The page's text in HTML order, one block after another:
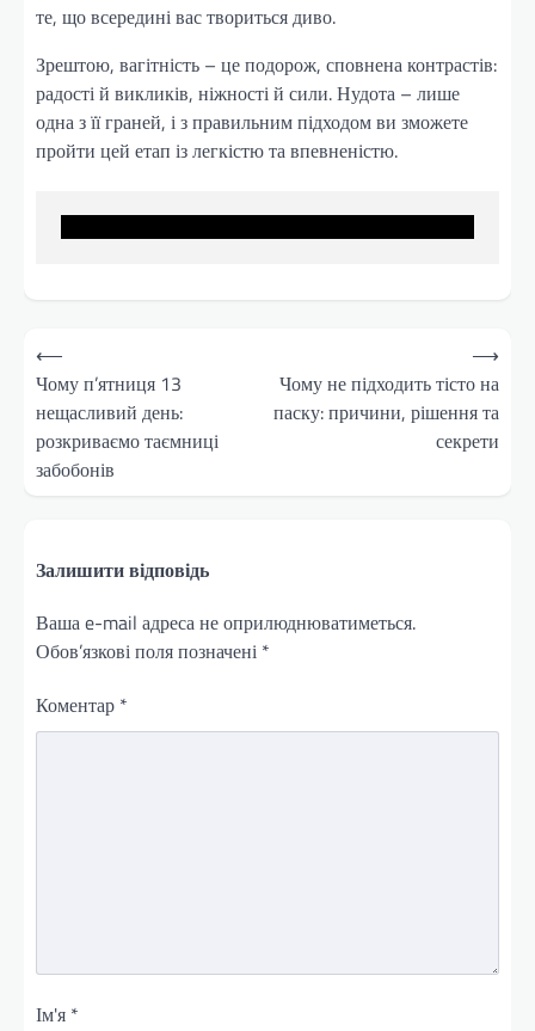
те, що всередині вас твориться диво.
Зрештою, вагітність – це подорож, сповнена контрастів:
радості й викликів, ніжності й сили. Нудота – лише
одна з її граней, і з правильним підходом ви зможете
пройти цей етап із легкістю та впевненістю.
Навігація
записів
⟵
Чому п’ятниця 13
нещасливий день:
розкриваємо таємниці
забобонів
Чому не підходить тісто на
паску: причини, рішення та
секрети
⟶
Залишити відповідь
Ваша e-mail адреса не оприлюднюватиметься.
Обов’язкові поля позначені *
Коментар *
Ім'я *